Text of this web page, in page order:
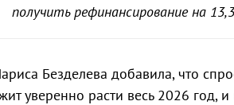
получить рефинансирование на
Безделева добавила, что
уверенно расти весь 2026 год,